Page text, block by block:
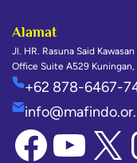
Alamat
Jl. HR. Rasuna Said
Office Suite A529
+62 878-6467-